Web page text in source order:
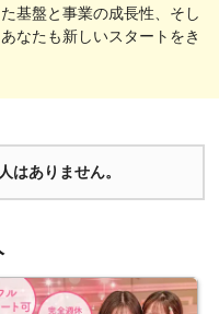
基盤と事業の成長性、そし
なたも新しいスタートをき
はありません。